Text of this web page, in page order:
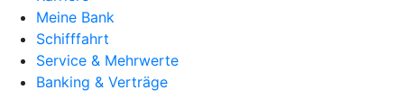
Meine Bank
Schifffahrt
Service & Mehrwerte
Banking & Verträge